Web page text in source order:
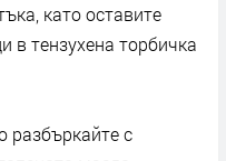
като оставите
в тензухена торбичка
разбъркайте с